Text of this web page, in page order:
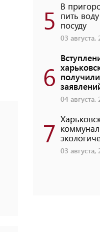
5 В
пить
посуду
03
6
04
7
03